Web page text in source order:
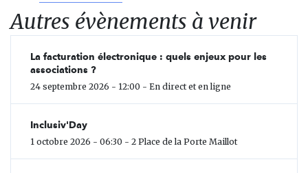
Autres évènements à venir
La facturation électronique : quels enjeux pour les
associations ?
24 septembre 2026 - 12:00 - En direct et en ligne
Inclusiv'Day
1 octobre 2026 - 06:30 - 2 Place de la Porte Maillot